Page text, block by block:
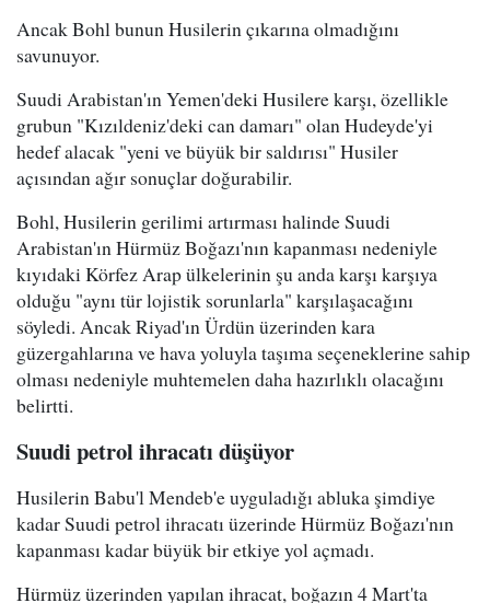
Ancak Bohl bunun Husilerin çıkarına olmadığını
savunuyor.
Suudi Arabistan'ın Yemen'deki Husilere karşı, özellikle
grubun "Kızıldeniz'deki can damarı" olan Hudeyde'yi
hedef alacak "yeni ve büyük bir saldırısı" Husiler
açısından ağır sonuçlar doğurabilir.
Bohl, Husilerin gerilimi artırması halinde Suudi
Arabistan'ın Hürmüz Boğazı'nın kapanması nedeniyle
kıyıdaki Körfez Arap ülkelerinin şu anda karşı karşıya
olduğu "aynı tür lojistik sorunlarla" karşılaşacağını
söyledi. Ancak Riyad'ın Ürdün üzerinden kara
güzergahlarına ve hava yoluyla taşıma seçeneklerine sahip
olması nedeniyle muhtemelen daha hazırlıklı olacağını
belirtti.
Suudi petrol ihracatı düşüyor
Husilerin Babu'l Mendeb'e uyguladığı abluka şimdiye
kadar Suudi petrol ihracatı üzerinde Hürmüz Boğazı'nın
kapanması kadar büyük bir etkiye yol açmadı.
Hürmüz üzerinden yapılan ihracat, boğazın 4 Mart'ta